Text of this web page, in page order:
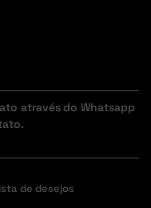
através do Whatsapp
de desejos